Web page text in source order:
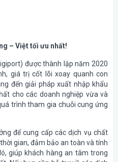
– Việt tối ưu nhất!
được thành lập năm 2020
giá trị cốt lõi xoay quanh con
đến giải pháp xuất nhập khẩu
cho các doanh nghiệp vừa và
trình tham gia chuỗi cung ứng
để cung cấp các dịch vụ chất
gian, đảm bảo an toàn và tính
giúp khách hàng an tâm trong